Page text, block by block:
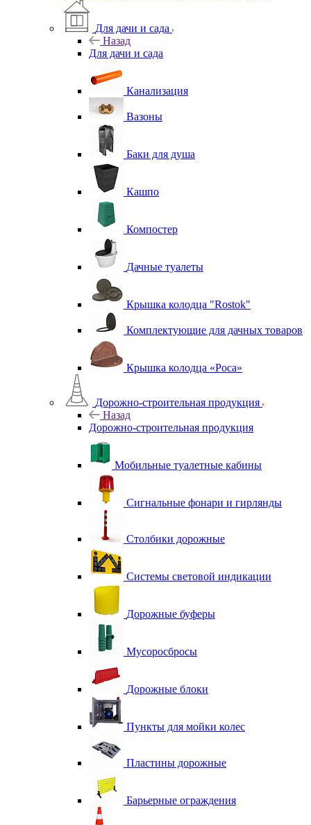
Для дачи и сада
Назад
Для дачи и сада
Канализация
Вазоны
Баки для душа
Кашпо
Компостер
Дачные туалеты
Крышка колодца "Rostok"
Комплектующие для дачных товаров
Крышка колодца «Роса»
Дорожно-строительная продукция
Назад
Дорожно-строительная продукция
Мобильные туалетные кабины
Сигнальные фонари и гирлянды
Столбики дорожные
Системы световой индикации
Дорожные буферы
Мусоросбросы
Дорожные блоки
Пункты для мойки колес
Пластины дорожные
Барьерные ограждения